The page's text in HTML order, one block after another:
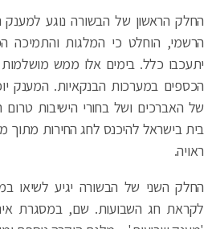
החלק הראשון של הבשורה נוגע
הרשמי, הוחלט כי המלגות והתמיכה
יתעכבו כלל. בימים אלו ממש
הכספים במערכות הבנקאיות. המענק
של האברכים ושל בחורי הישיבות
בית בישראל להיכנס לחג החירות מתוך
ראויה.
החלק השני של הבשורה יגיע לשיאו
לקראת חג השבועות. שם, במסגרת